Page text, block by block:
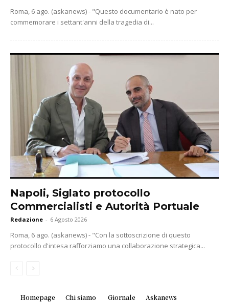
Roma, 6 ago. (askanews) - "Questo documentario è nato per
commemorare i settant'anni della tragedia di...
Napoli, Siglato protocollo
Commercialisti e Autorità Portuale
Redazione - 6 Agosto 2026
Roma, 6 ago. (askanews) - "Con la sottoscrizione di questo
protocollo d'intesa rafforziamo una collaborazione strategica...
Homepage Chi siamo Giornale Askanews